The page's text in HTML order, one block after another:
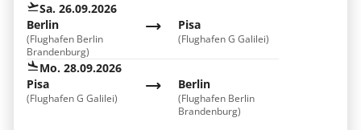
Sa. 26.09.2026
Berlin
(Flughafen Berlin
Brandenburg)
Pisa
(Flughafen G Galilei)
Mo. 28.09.2026
Berlin
(Flughafen Berlin
Brandenburg)
Pisa
(Flughafen G Galilei)